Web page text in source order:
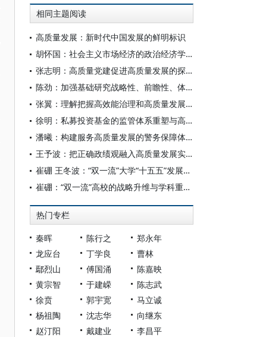
相同主题阅读
高质量发展：新时代中国发展的鲜明标识
胡怀国：社会主义市场经济的政治经济学解析
张志明：高质量党建促进高质量发展的探索创新
陈劲：加强基础研究战略性、前瞻性、体系化布局
张翼：理解把握高效能治理和高质量发展的有机结合
徐明：私募投资基金的监管体系重塑与高质量发展路径
潘曦：构建服务高质量发展的警务保障体系
王予波：把正确政绩观融入高质量发展实践
崔硼 王冬波：“双一流”大学“十五五”发展规划指标体系构建：价值重构与实践路径
崔硼：“双一流”高校的战略升维与学科重构——基于“十五五”规划视角的系统性思考
热门专栏
秦晖 陈行之
郑永年
龙应台
丁学良
曹林
鄢烈山
傅国涌
陈嘉映
黄宗智
于建嵘
陈志武
徐贲
郭宇宽
马立诚
杨祖陶
沈志华
向继东
赵汀阳
戴建业
李昌平